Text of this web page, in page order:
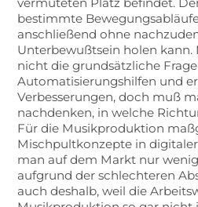
bestimmte
anschließend ohne
Unterbewußtsein holen kann.
nicht die grundsätzliche
Automatisierungshilfen und
Verbesserungen, doch muß
nachdenken, in welche
Für die Musikproduktion
Mischpultkonzepte in
man auf dem Markt nur
aufgrund der schlechteren
auch deshalb, weil die